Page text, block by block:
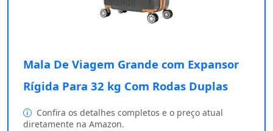
Mala De Viagem Grande com Expansor
Rígida Para 32 kg Com Rodas Duplas
Confira os detalhes completos e o preço atual
diretamente na Amazon.